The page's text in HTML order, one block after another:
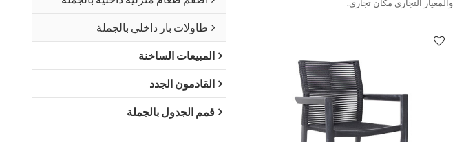
طاولات بار داخلي بالجملة
المبيعات الساخنة
القادمون الجدد
قمم الجدول بالجملة
والمعيار التجاري مكان تجاري.